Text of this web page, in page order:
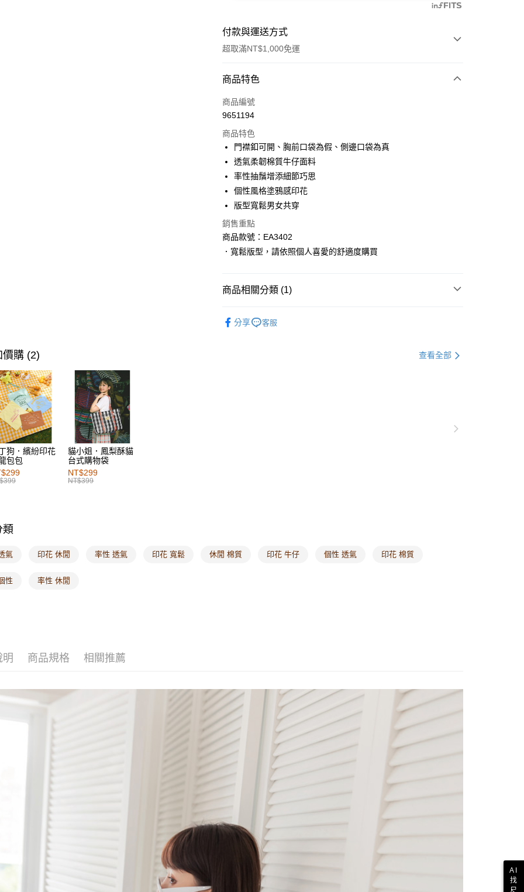
付款與運送方式
超取滿NT$1,000免運
付款方式
信用卡一次付款
超商取貨付款
LINE Pay
街口支付
運送方式
全家取貨付款
付款後全家取貨
萊爾富取貨付款
商品特色
商品編號
9651194
商品特色
門襟釦可開、胸前口袋為假、側邊口袋為真
透氣柔韌棉質牛仔面料
率性抽鬚增添細節巧思
個性風格塗鴉感印花
版型寬鬆男女共穿
銷售重點
商品款號：EA3402
．寬鬆版型，請依照個人喜愛的舒適度購買
商品相關分類 (1)
分享
客服
價購 (2) 查看全部
狗．繽紛印花
包包
貓小姐．鳳梨酥貓
台式購物袋
NT$299
NT$399
類
氣 印花 休閒 率性 透氣 印花 寬鬆 休閒 棉質 印花 牛仔 個性 透氣 印花 棉質
性 率性 休閒
明 商品規格 相關推薦
AI
找
尺